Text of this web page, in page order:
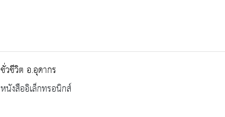
ชั่วชีวิต อ.อุดากร
หนังสืออิเล็กทรอนิกส์